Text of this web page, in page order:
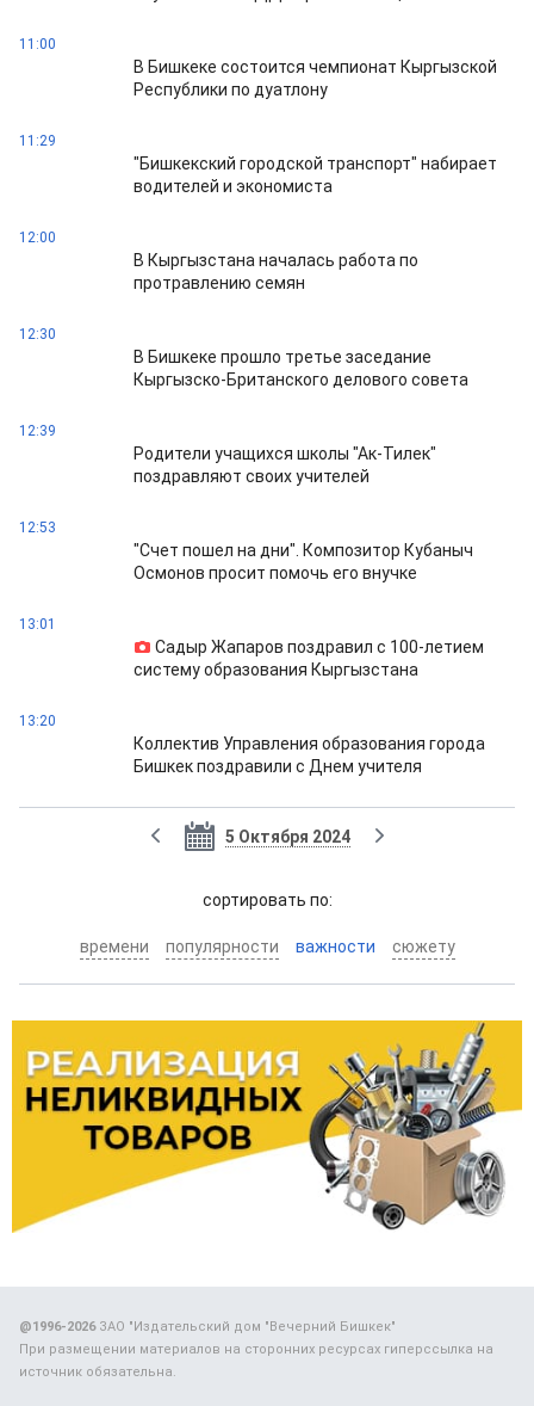
11:00
В Бишкеке состоится чемпионат Кыргызской
Республики по дуатлону
11:29
"Бишкекский городской транспорт" набирает
водителей и экономиста
12:00
В Кыргызстана началась работа по
протравлению семян
12:30
В Бишкеке прошло третье заседание
Кыргызско-Британского делового совета
12:39
Родители учащихся школы "Ак-Тилек"
поздравляют своих учителей
12:53
"Счет пошел на дни". Композитор Кубаныч
Осмонов просит помочь его внучке
13:01
Садыр Жапаров поздравил с 100-летием
систему образования Кыргызстана
13:20
Коллектив Управления образования города
Бишкек поздравили с Днем учителя
5 Октября 2024
cортировать по:
времени популярности важности сюжету
@1996-2026ЗАО "Издательский дом "Вечерний Бишкек"
При размещении материалов на сторонних ресурсах гиперссылка на
источник обязательна.